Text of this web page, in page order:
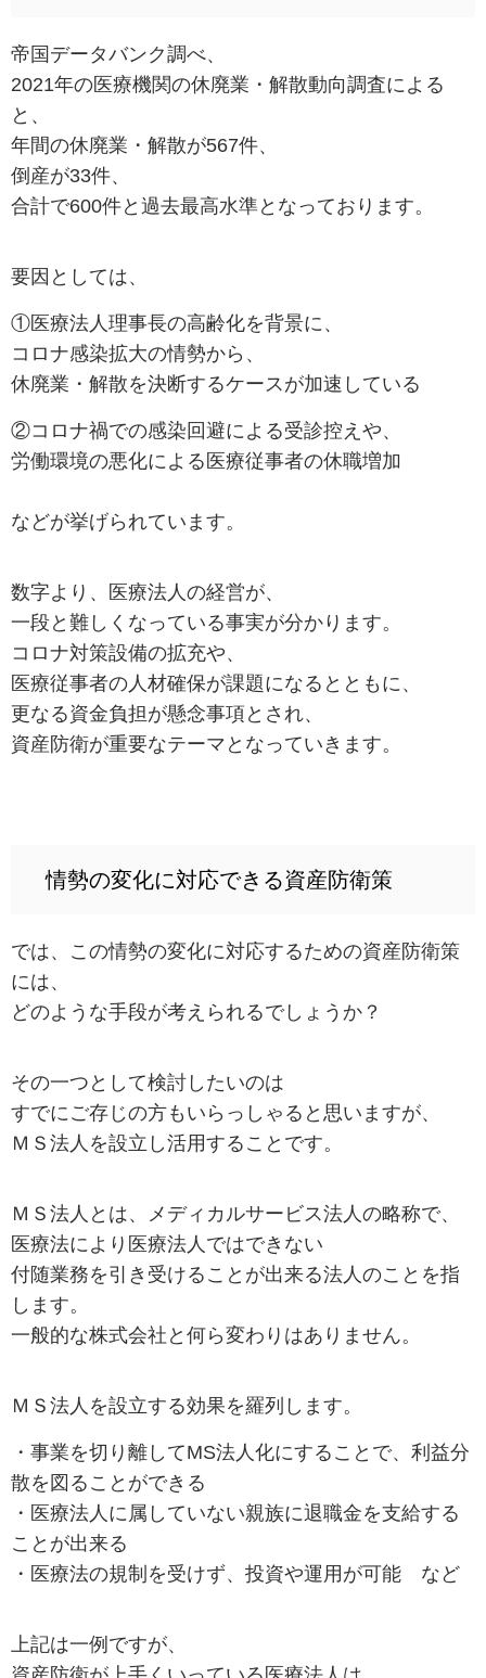
帝国データバンク調べ、
2021年の医療機関の休廃業・解散動向調査による
と、
年間の休廃業・解散が567件、
倒産が33件、
合計で600件と過去最高水準となっております。
要因としては、
①医療法人理事長の高齢化を背景に、
コロナ感染拡大の情勢から、
休廃業・解散を決断するケースが加速している
②コロナ禍での感染回避による受診控えや、
労働環境の悪化による医療従事者の休職増加
などが挙げられています。
数字より、医療法人の経営が、
一段と難しくなっている事実が分かります。
コロナ対策設備の拡充や、
医療従事者の人材確保が課題になるとともに、
更なる資金負担が懸念事項とされ、
資産防衛が重要なテーマとなっていきます。
情勢の変化に対応できる資産防衛策
では、この情勢の変化に対応するための資産防衛策
には、
どのような手段が考えられるでしょうか？
その一つとして検討したいのは
すでにご存じの方もいらっしゃると思いますが、
ＭＳ法人を設立し活用することです。
ＭＳ法人とは、メディカルサービス法人の略称で、
医療法により医療法人ではできない
付随業務を引き受けることが出来る法人のことを指
します。
一般的な株式会社と何ら変わりはありません。
ＭＳ法人を設立する効果を羅列します。
・事業を切り離してMS法人化にすることで、利益分
散を図ることができる
・医療法人に属していない親族に退職金を支給する
ことが出来る
・医療法の規制を受けず、投資や運用が可能 など
上記は一例ですが、